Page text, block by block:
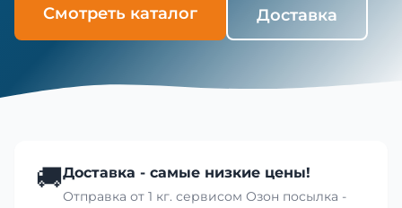
Смотреть каталог Доставка
🚚Доставка - самые низкие цены!
Отправка от 1 кг. сервисом Озон посылка -